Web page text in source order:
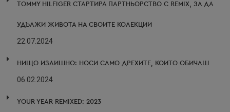
TOMMY HILFIGER СТАРТИРА ПАРТНЬОРСТВО С REMIX, ЗА ДА
УДЪЛЖИ ЖИВОТА НА СВОИТЕ КОЛЕКЦИИ
22.07.2024
НИЩО ИЗЛИШНО: НОСИ САМО ДРЕХИТЕ, КОИТО ОБИЧАШ
06.02.2024
YOUR YEAR REMIXED: 2023